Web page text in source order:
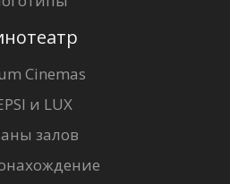
Cinemas
и LUX
залов